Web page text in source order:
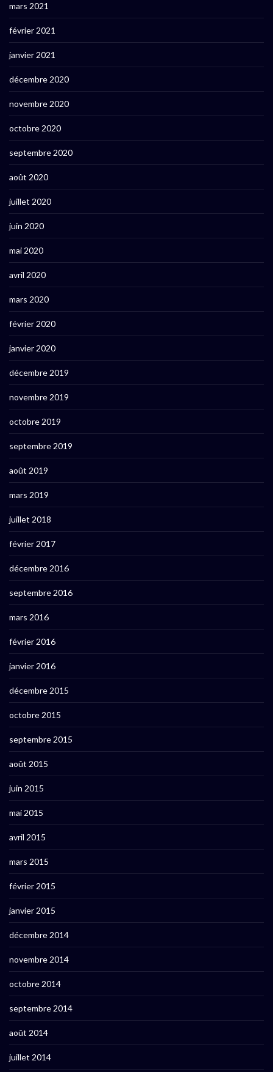
mars 2021
février 2021
janvier 2021
décembre 2020
novembre 2020
octobre 2020
septembre 2020
août 2020
juillet 2020
juin 2020
mai 2020
avril 2020
mars 2020
février 2020
janvier 2020
décembre 2019
novembre 2019
octobre 2019
septembre 2019
août 2019
mars 2019
juillet 2018
février 2017
décembre 2016
septembre 2016
mars 2016
février 2016
janvier 2016
décembre 2015
octobre 2015
septembre 2015
août 2015
juin 2015
mai 2015
avril 2015
mars 2015
février 2015
janvier 2015
décembre 2014
novembre 2014
octobre 2014
septembre 2014
août 2014
juillet 2014